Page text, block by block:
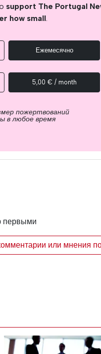
support The Portugal
how small.
Ежемесячно
5,00 € / month
пожертвований
в любое время
первыми
или мнения по